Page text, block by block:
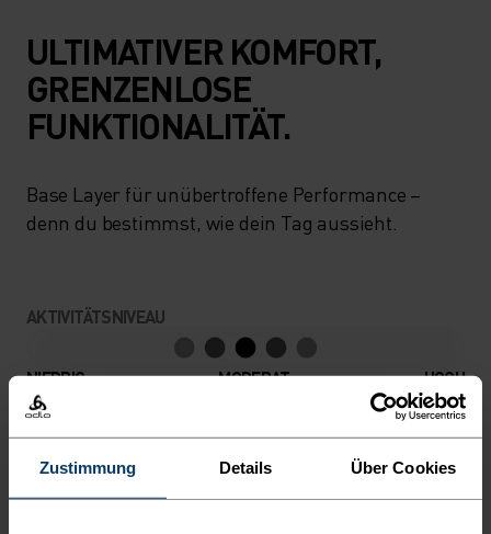
Zustimmung Details Über Cookies
ULTIMATIVER KOMFORT,
GRENZENLOSE
FUNKTIONALITÄT.
Base Layer für unübertroffene Performance –
denn du bestimmst, wie dein Tag aussieht.
AKTIVITÄTSNIVEAU
NIEDRIG MODERAT HOCH
AKTIVITÄTSART
Wandern - Ski & Snow